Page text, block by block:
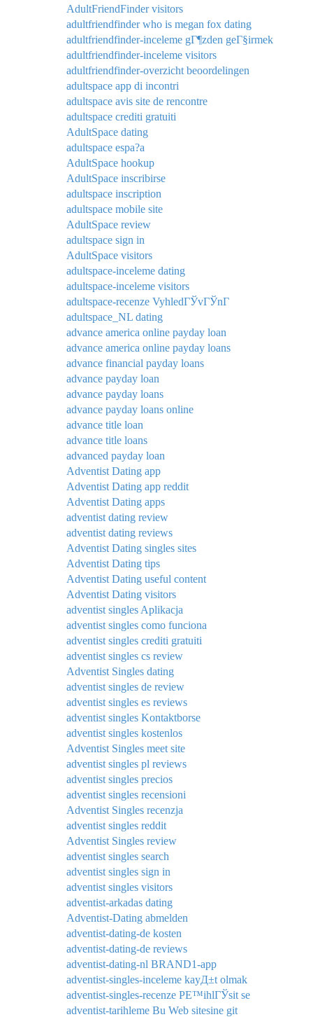
AdultFriendFinder visitors
adultfriendfinder who is megan fox dating
adultfriendfinder-inceleme gГ¶zden geГ§irmek
adultfriendfinder-inceleme visitors
adultfriendfinder-overzicht beoordelingen
adultspace app di incontri
adultspace avis site de rencontre
adultspace crediti gratuiti
AdultSpace dating
adultspace espa?a
AdultSpace hookup
AdultSpace inscribirse
adultspace inscription
adultspace mobile site
AdultSpace review
adultspace sign in
AdultSpace visitors
adultspace-inceleme dating
adultspace-inceleme visitors
adultspace-recenze VyhledГЎvГЎnГ­
adultspace_NL dating
advance america online payday loan
advance america online payday loans
advance financial payday loans
advance payday loan
advance payday loans
advance payday loans online
advance title loan
advance title loans
advanced payday loan
Adventist Dating app
Adventist Dating app reddit
Adventist Dating apps
adventist dating review
adventist dating reviews
Adventist Dating singles sites
Adventist Dating tips
Adventist Dating useful content
Adventist Dating visitors
adventist singles Aplikacja
adventist singles como funciona
adventist singles crediti gratuiti
adventist singles cs review
Adventist Singles dating
adventist singles de review
adventist singles es reviews
adventist singles Kontaktborse
adventist singles kostenlos
Adventist Singles meet site
adventist singles pl reviews
adventist singles precios
adventist singles recensioni
Adventist Singles recenzja
adventist singles reddit
Adventist Singles review
adventist singles search
adventist singles sign in
adventist singles visitors
adventist-arkadas dating
Adventist-Dating abmelden
adventist-dating-de kosten
adventist-dating-de reviews
adventist-dating-nl BRAND1-app
adventist-singles-inceleme kayД±t olmak
adventist-singles-recenze PЕ™ihlГЎsit se
adventist-tarihleme Bu Web sitesine git